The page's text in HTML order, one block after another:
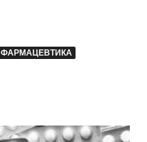
ФАРМАЦЕВТИКА